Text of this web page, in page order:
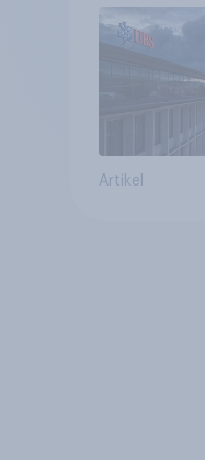
von
Artikel